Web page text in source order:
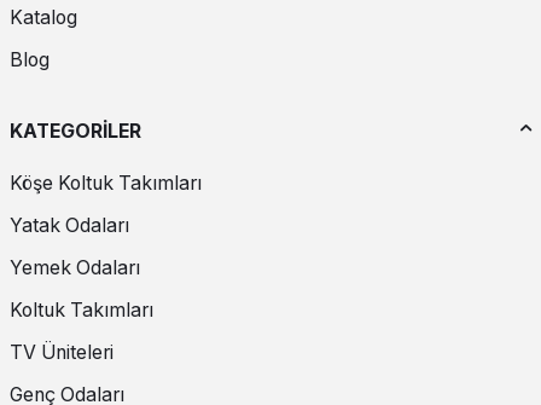
Katalog
Blog
KATEGORİLER
Köşe Koltuk Takımları
Yatak Odaları
Yemek Odaları
Koltuk Takımları
TV Üniteleri
Genç Odaları